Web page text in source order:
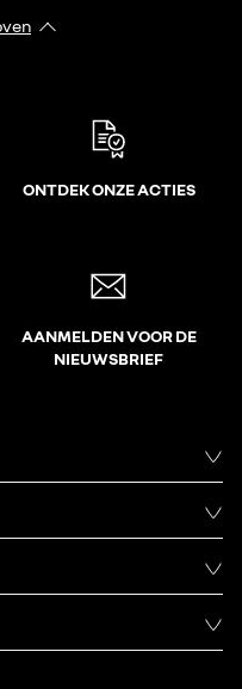
ONTDEK ONZE ACTIES
AANMELDEN VOOR DE
NIEUWSBRIEF